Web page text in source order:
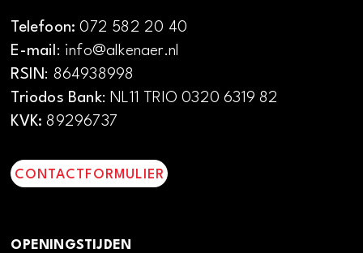
Telefoon:072 582 20 40
E-mail: info@alkenaer.nl
RSIN: 864938998
Triodos Bank: NL11 TRIO 0320 6319 82
KVK: 89296737
CONTACTFORMULIER
OPENINGSTIJDEN